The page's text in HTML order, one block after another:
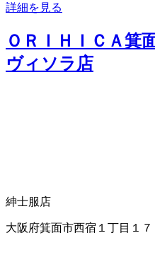
詳細を見る
ＯＲＩＨＩＣＡ箕
ヴィソラ店
紳士服店
大阪府箕面市西宿１丁目１